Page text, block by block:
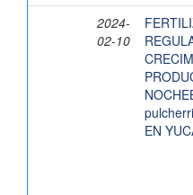
2024-
02-10
EN